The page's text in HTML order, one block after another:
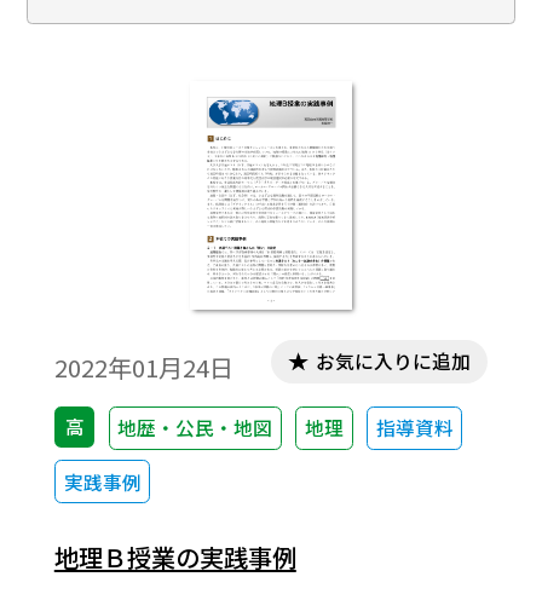
2022年01月24日
高 地歴・公民・地図 地理
指導資料
実践事例
お気に入りに追加
地理Ｂ授業の実践事例